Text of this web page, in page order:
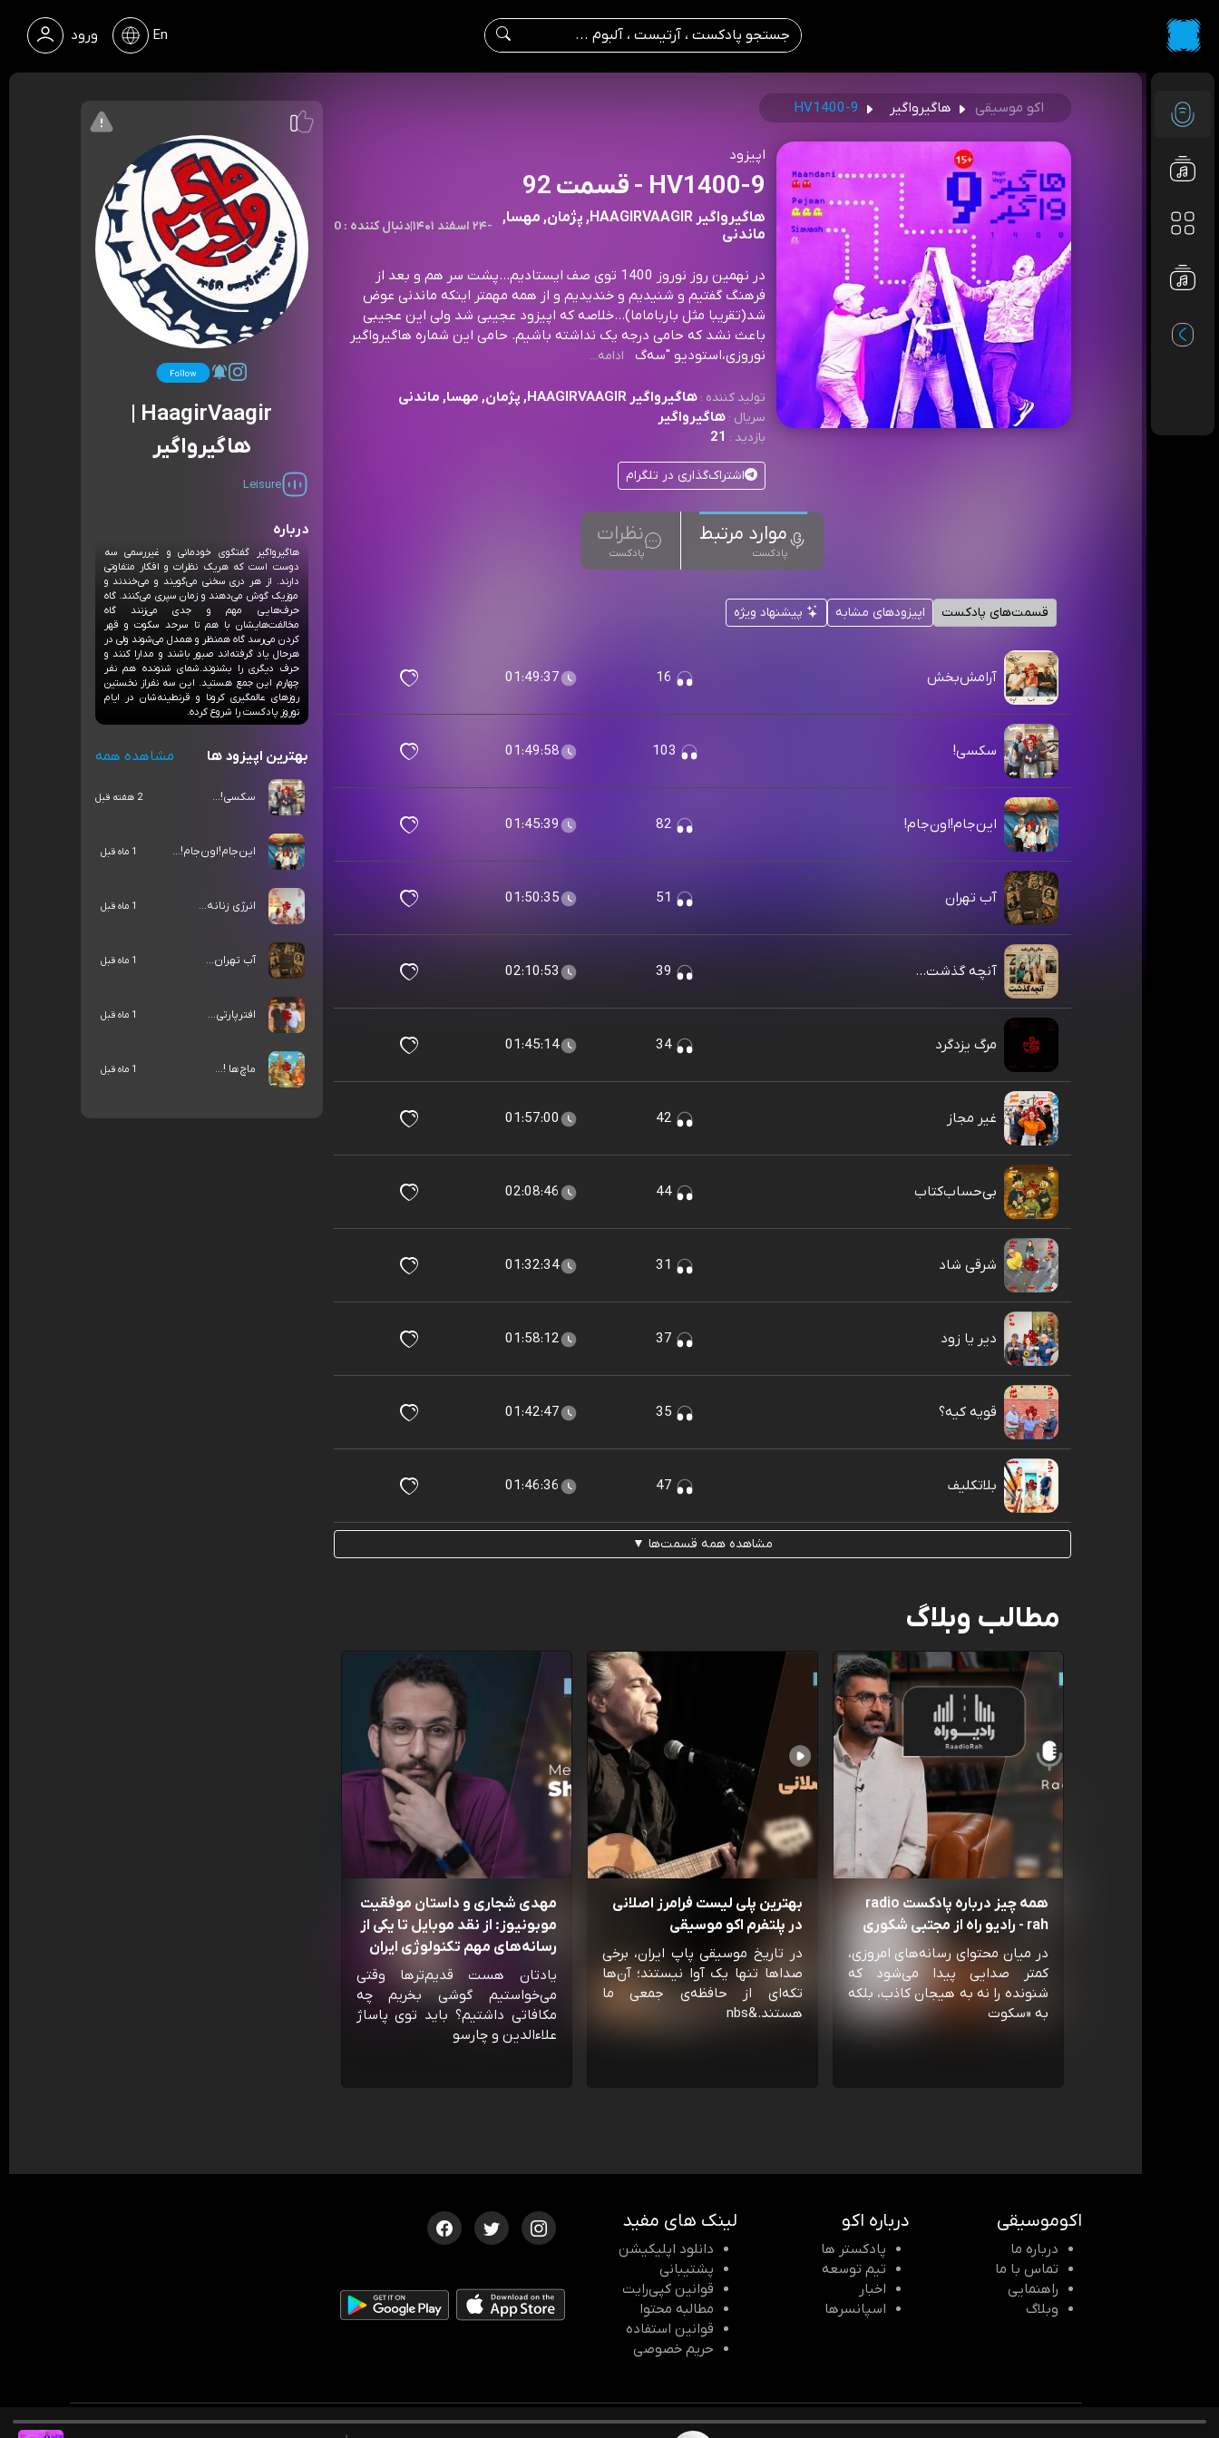
ورود En
اکو موسیقی هاگیرواگیر HV1400-9
اپیزود
HV1400-9 - قسمت 92
هاگیرواگیر HAAGIRVAAGIR, پژمان, مهسا,
ماندنی
-۲۴ اسفند ۱۴۰۱ |0 : دنبال کننده
در نهمین روز نوروز 1400 توی صف ایستادیم...پشت سر هم و بعد از
فرهنگ گفتیم و شنیدیم و خندیدیم و از همه مهمتر اینکه ماندنی عوض
شد(تقریبا مثل بارباماما)...خلاصه که اپیزود عجیبی شد ولی این عجیبی
باعث نشد که حامی درجه یک نداشته باشیم. حامی این شماره هاگیرواگیر
نوروزی،استودیو "سه‌گ
ادامه...
تولید کننده :هاگیرواگیر HAAGIRVAAGIR, پژمان, مهسا, ماندنی
سریال :هاگیرواگیر
بازدید : 21
اشتراک‌گذاری در تلگرام
موارد مرتبط
پادکست
نظرات
پادکست
قسمت‌های پادکست اپیزودهای مشابه پیشنهاد ویژه
آرامش‌بخش 01:49:37
سکسی! 01:49:58
این‌جام!اون‌جام! 01:45:39
آب تهران 01:50:35
آنچه گذشت... 02:10:53
مرگ یزدگرد 01:45:14
غیر مجاز 01:57:00
بی‌حساب‌کتاب 02:08:46
شرقی شاد 01:32:34
دیر یا زود 01:58:12
قویه کیه؟ 01:42:47
بلاتکلیف 01:46:36
مشاهده همه قسمت‌ها ▼
مطالب وبلاگ
همه چیز درباره پادکست radio
rah - رادیو راه از مجتبی شکوری
در میان محتوای رسانه‌های امروزی،
کمتر صدایی پیدا می‌شود که
شنونده را نه به هیجان کاذب، بلکه
به «سکوت
بهترین پلی لیست فرامرز اصلانی
در پلتفرم اکو موسیقی
در تاریخ موسیقی پاپ ایران، برخی
صداها تنها یک آوا نیستند؛ آن‌ها
تکه‌ای از حافظه‌ی جمعی ما
هستند.&nbs
مهدی شجاری و داستان موفقیت
موبونیوز: از نقد موبایل تا یکی از
رسانه‌‌های مهم تکنولوژی ایران
یادتان هست قدیم‌ترها وقتی
می‌خواستیم گوشی بخریم چه
مکافاتی داشتیم؟ باید توی پاساژ
علاءالدین و چارسو
HaagirVaagir |
هاگیرواگیر
Leisure
درباره
هاگیرواگیر گفتگوی خودمانی و غیررسمی سه
دوست است که هریک نظرات و افکار متفاوتی
دارند. از هر دری سخنی می‌گویند و می‌خندند و
موزیک گوش می‌دهند و زمان سپری می‌کنند. گاه
حرف‌هایی مهم و جدی می‌زنند گاه
مخالفت‌هایشان با هم تا سرحد سکوت و قهر
کردن می‌رسد گاه همنظر و همدل می‌شوند ولی در
هرحال یاد گرفته‌اند صبور باشند و مدارا کنند و
حرف دیگری را بشنوند.شمای شنونده هم نفر
چهارم این جمع هستید. این سه نفراز نخستین
روزهای عالمگیری کرونا و قرنطینه‌شان در ایام
نوروز پادکست را شروع کرده.
بهترین اپیزود ها مشاهده همه
سکسی!... 2 هفته قبل
این‌جام!اون‌جام!... 1 ماه قبل
انرژی زنانه... 1 ماه قبل
آب تهران... 1 ماه قبل
افترپارتی... 1 ماه قبل
ماچ‌ها !... 1 ماه قبل
اکوموسیقی
درباره ما
تماس با ما
راهنمایی
وبلاگ
درباره اکو
پادکستر ها
تیم توسعه
اخبار
اسپانسرها
لینک های مفید
دانلود اپلیکیشن
پشتیبانی
قوانین کپی‌رایت
مطالبه محتوا
قوانین استفاده
حریم خصوصی
© 2026 Echomusic & Podcast